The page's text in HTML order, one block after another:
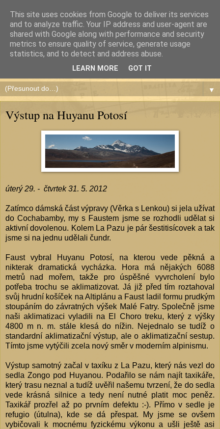
Čundr de América
▼
Výstup na Huyanu Potosí
úterý 29. - čtvrtek 31. 5. 2012
Zatímco dámská část výpravy (Věrka s Lenkou) si jela užívat
do Cochabamby, my s Faustem jsme se rozhodli udělat si
aktivní dovolenou. Kolem La Pazu je pár šestitisícovek a tak
jsme si na jednu udělali čundr.
Faust vybral Huyanu Potosí, na kterou vede pěkná a
nikterak dramatická vycházka. Hora má nějakých 6088
metrů nad mořem, takže pro úspěšné vyvrcholení bylo
potřeba trochu se aklimatizovat. Já již před tím roztahoval
svůj hrudní košíček na Altiplánu a Faust ladil formu prudkým
stoupáním do závratných výšek Malé Fatry. Společně jsme
naši aklimatizaci vyladili na El Choro treku, který z výšky
4800 m n. m. stále klesá do nížin. Nejednalo se tudíž o
standardní aklimatizační výstup, ale o aklimatizační sestup.
Tímto jsme vytýčili zcela nový směr v moderním alpinismu.
Výstup samotný začal v taxíku z La Pazu, který nás vezl do
sedla Zongo pod Huyanou. Podařilo se nám najít taxikáře,
který trasu neznal a tudíž uvěřil našemu tvrzení, že do sedla
vede krásná silnice a tedy není nutné platit moc peněz.
Taxikář prozřel až po prvním defektu :-). Přímo v sedle je
refugio (útulna), kde se dá přespat. My jsme se ovšem
vybičovali k mocnému fyzickému výkonu a ušli ještě asi
This site uses cookies from Google to deliver its services
and to analyze traffic. Your IP address and user-agent are
shared with Google along with performance and security
metrics to ensure quality of service, generate usage
statistics, and to detect and address abuse.
LEARN MORE GOT IT